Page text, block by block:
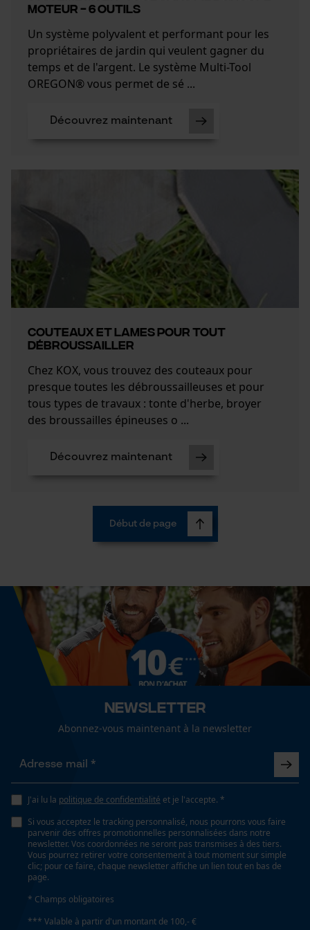
moteur - 6 outils
Un système polyvalent et performant pour les
propriétaires de jardin qui veulent gagner du
temps et de l'argent. Le système Multi-Tool
OREGON® vous permet de sé ...
Découvrez maintenant
COUTEAUX ET LAMES POUR TOUT
DÉBROUSSAILLER
Chez KOX, vous trouvez des couteaux pour
presque toutes les débroussailleuses et pour
tous types de travaux : tonte d'herbe, broyer
des broussailles épineuses o ...
Découvrez maintenant
Début de page
Newsletter
Abonnez-vous maintenant à la newsletter
J'ai lu la politique de confidentialité et je l'accepte. *
Si vous acceptez le tracking personnalisé, nous pourrons vous faire
parvenir des offres promotionnelles personnalisées dans notre
newsletter. Vos coordonnées ne seront pas transmises à des tiers.
Vous pourrez retirer votre consentement à tout moment sur simple
clic; pour ce faire, chaque newsletter affiche un lien tout en bas de
page.
* Champs obligatoires
*** Valable à partir d'un montant de 100,- €
Cookies statistiques
Mouseflow Web Analytics Tool
Cookies de performance et de
fonctionnalité
Loop54 Personalization
Page d'accueil personnalisée
Panier sauvegardé
Géo-IP et détection des
utilisateurs
Vidéos YouTube
Google Maps
Prise de contact par chat
Cookies marketing
Microsoft Advertising Universal
Event Tracking
Survicate